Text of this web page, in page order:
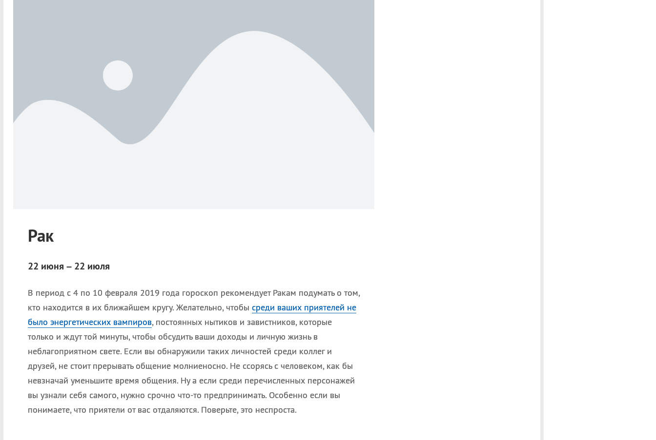
Рак
22 июня – 22 июля
В период с 4 по 10 февраля 2019 года гороскоп рекомендует Ракам подумать о том,
кто находится в их ближайшем кругу. Желательно, чтобы среди ваших приятелей не
было энергетических вампиров, постоянных нытиков и завистников, которые
только и ждут той минуты, чтобы обсудить ваши доходы и личную жизнь в
неблагоприятном свете. Если вы обнаружили таких личностей среди коллег и
друзей, не стоит прерывать общение молниеносно. Не ссорясь с человеком, как бы
невзначай уменьшите время общения. Ну а если среди перечисленных персонажей
вы узнали себя самого, нужно срочно что-то предпринимать. Особенно если вы
понимаете, что приятели от вас отдаляются. Поверьте, это неспроста.